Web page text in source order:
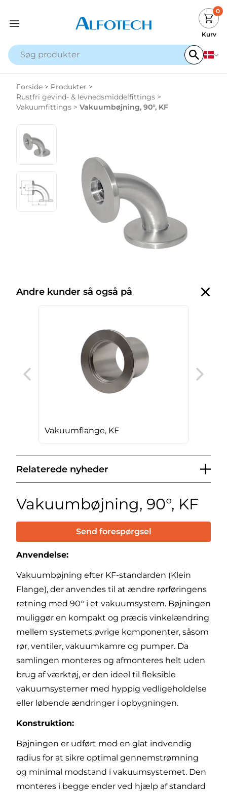
0
Kurv
Forside > Produkter >
Rustfri gevind- & levnedsmiddelfittings >
Vakuumfittings > Vakuumbøjning, 90°, KF
Andre kunder så også på
Vakuumflange, KF
Relaterede nyheder
Vakuumbøjning, 90°, KF
Send forespørgsel
Anvendelse:
Vakuumbøjning efter KF-standarden (Klein
Flange), der anvendes til at ændre rørføringens
retning med 90° i et vakuumsystem. Bøjningen
muliggør en kompakt og præcis vinkelændring
mellem systemets øvrige komponenter, såsom
rør, ventiler, vakuumkamre og pumper. Da
samlingen monteres og afmonteres helt uden
brug af værktøj, er den ideel til fleksible
vakuumsystemer med hyppig vedligeholdelse
eller løbende ændringer i opbygningen.
Konstruktion:
Bøjningen er udført med en glat indvendig
radius for at sikre optimal gennemstrømning
og minimal modstand i vakuumsystemet. Den
monteres i begge ender ved hjælp af standard